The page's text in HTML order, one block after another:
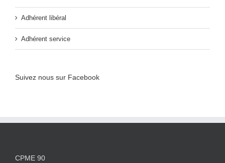
Adhérent libéral
Adhérent service
Suivez nous sur Facebook
CPME 90